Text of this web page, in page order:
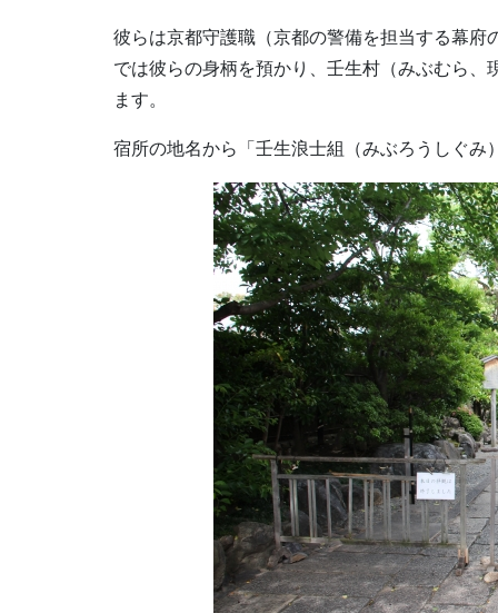
彼らは京都守護職（京都の警備を担当する幕
では彼らの身柄を預かり、壬生村（みぶむら
ます。
宿所の地名から「壬生浪士組（みぶろうしぐ